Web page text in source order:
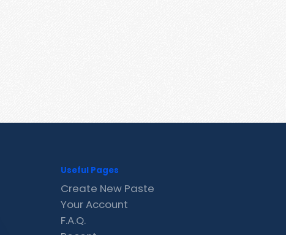
Useful Pages
Create New Paste
Your Account
F.A.Q.